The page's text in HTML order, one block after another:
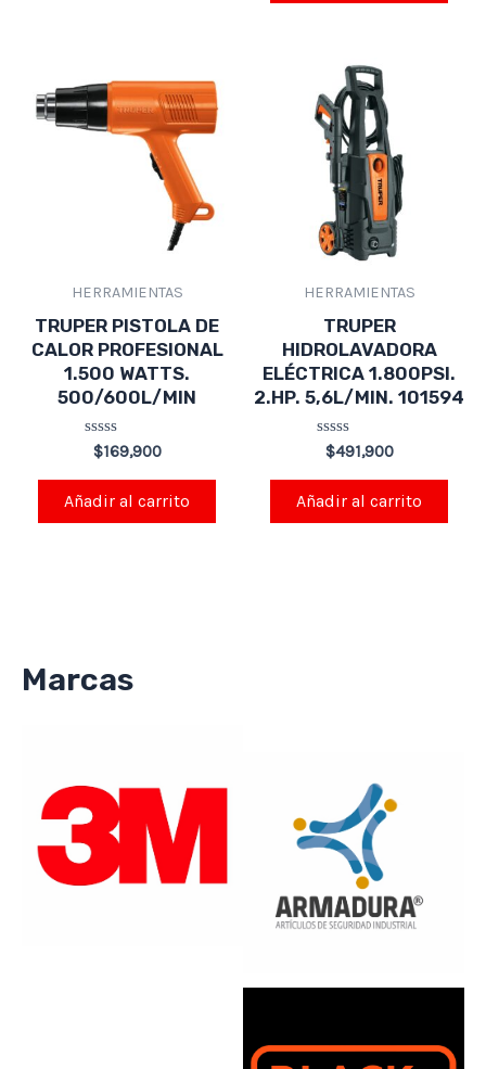
HERRAMIENTAS
TRUPER PISTOLA DE
CALOR PROFESIONAL
1.500 WATTS.
500/600L/MIN
Valorado
en
0
de
5
$169,900
Añadir al carrito
HERRAMIENTAS
TRUPER
HIDROLAVADORA
ELÉCTRICA 1.800PSI.
2.HP. 5,6L/MIN. 101594
Valorado
en
0
de
5
$491,900
Añadir al carrito
Marcas